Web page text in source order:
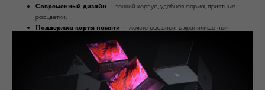
Современный дизайн — тонкий корпус, удобная форма, приятные
расцветки.
Поддержка карты памяти — можно расширить хранилище при
* Обратите внимание: из-за региональных ограничений некоторые функции,
программы данного устройства могут быть недоступны в России. Пожалуйста,
свяжитесь с нашим менеджером для получения дополнительной информации.